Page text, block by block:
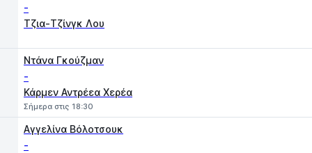
-
Τζια-Τζίνγκ Λου
Ντάνα Γκούζμαν
-
Κάρμεν Αντρέεα Χερέα
Σήμερα στις 18:30
Αγγελίνα Βόλοτσουκ
-